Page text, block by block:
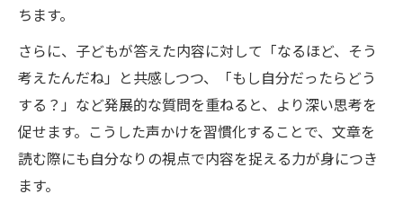
ちます。
さらに、子どもが答えた内容に対して「なるほど、そう
考えたんだね」と共感しつつ、「もし自分だったらどう
する？」など発展的な質問を重ねると、より深い思考を
促せます。こうした声かけを習慣化することで、文章を
読む際にも自分なりの視点で内容を捉える力が身につき
ます。